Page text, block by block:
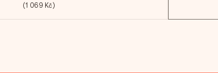
(1 069 Kč)